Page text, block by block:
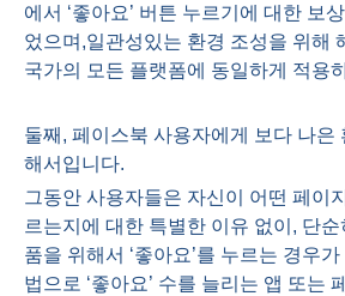
에서 ‘좋아요’ 버튼 누르기에 대한 보
었으며 ,일관성있는 환경 조성을 위해
국가의 모든 플랫폼에 동일하게 적용
둘째 , 페이스북 사용자에게 보다 나은
해서입니다.
그동안 사용자들은 자신이 어떤 페이
르는지에 대한 특별한 이유 없이 , 단순
품을 위해서 ‘좋아요’를 누르는 경우
법으로 ‘좋아요’ 수를 늘리는 앱 또는